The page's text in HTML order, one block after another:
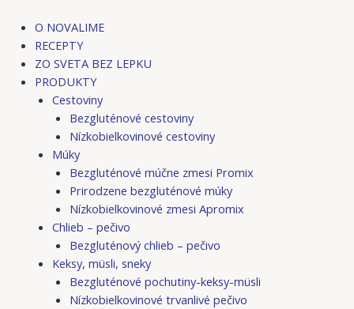
obsah
O NOVALIME
RECEPTY
ZO SVETA BEZ LEPKU
PRODUKTY
Cestoviny
Bezgluténové cestoviny
Nízkobielkovinové cestoviny
Múky
Bezgluténové múčne zmesi Promix
Prirodzene bezgluténové múky
Nízkobielkovinové zmesi Apromix
Chlieb – pečivo
Bezgluténový chlieb – pečivo
Keksy, müsli, sneky
Bezgluténové pochutiny-keksy-müsli
Nízkobielkovinové trvanlivé pečivo
navigation
navigation